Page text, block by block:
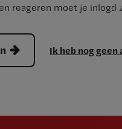
reageren moet je inlogd
Ik heb nog